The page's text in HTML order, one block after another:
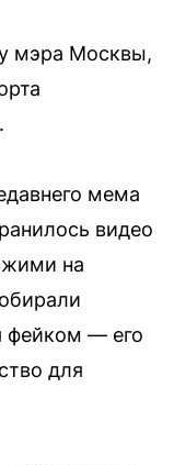
мэра Москвы,
мема
видео
на
фейком — его
для